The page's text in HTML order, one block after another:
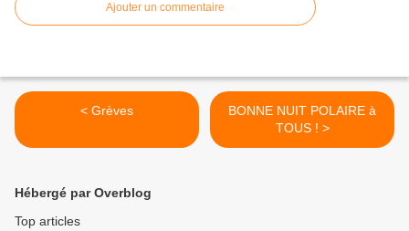
Ajouter un commentaire
< Grèves
BONNE NUIT POLAIRE à
TOUS ! >
Hébergé par Overblog
Top articles